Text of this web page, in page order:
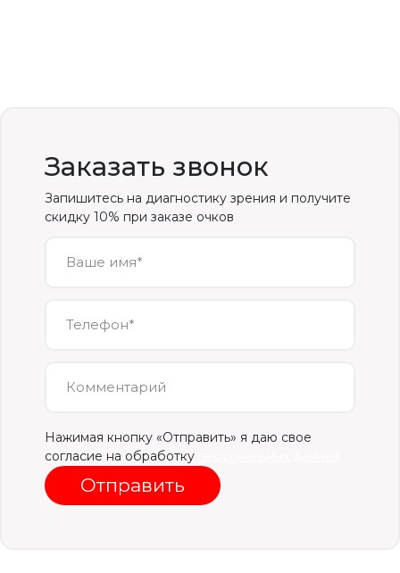
Заказать звонок
Запишитесь на диагностику зрения и получите
скидку 10% при заказе очков
Ваше имя*
Телефон*
Комментарий
Нажимая кнопку «Отправить» я даю свое
согласие на обработку
Отправить